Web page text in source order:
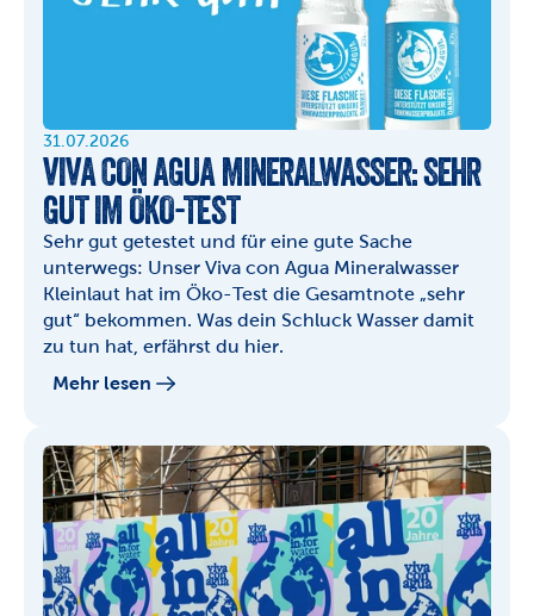
31.07.2026
VIVA CON AGUA MINERALWASSER: SEHR
GUT IM ÖKO-TEST
Sehr gut getestet und für eine gute Sache
unterwegs: Unser Viva con Agua Mineralwasser
Kleinlaut hat im Öko-Test die Gesamtnote „sehr
gut“ bekommen. Was dein Schluck Wasser damit
zu tun hat, erfährst du hier.
Mehr lesen